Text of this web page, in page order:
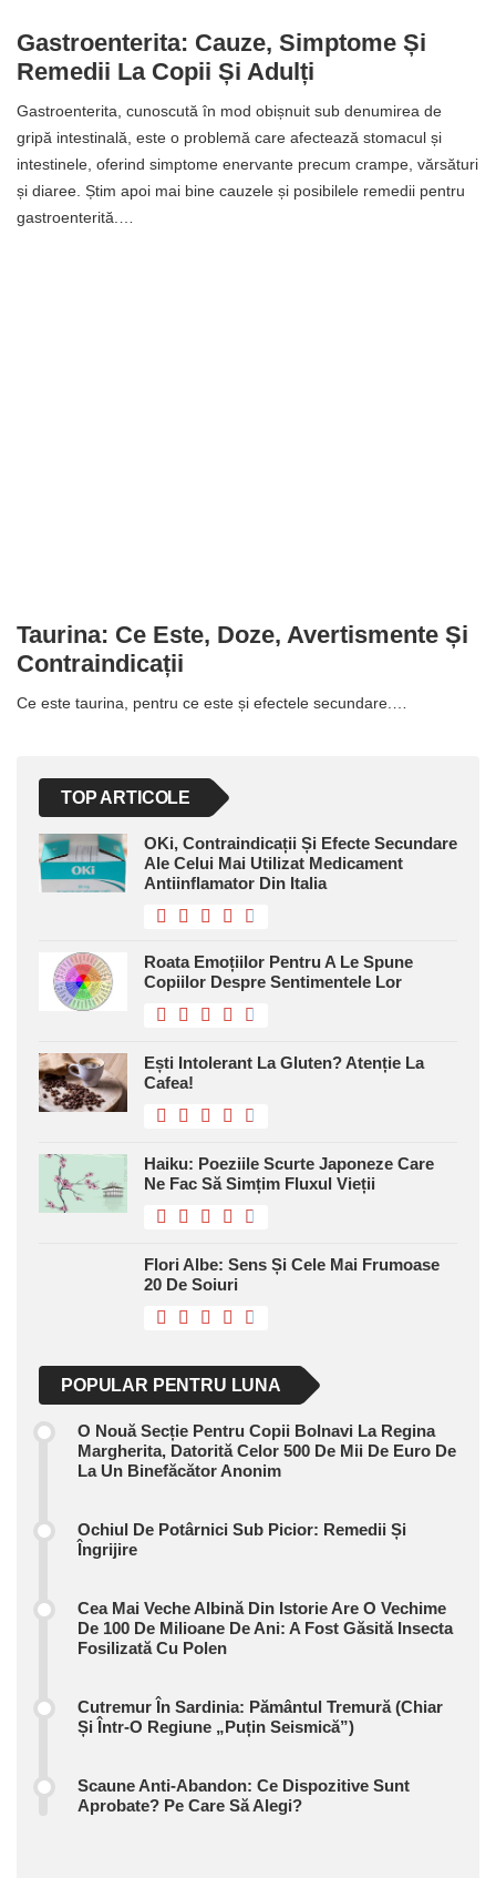
Gastroenterita: Cauze, Simptome Și
Remedii La Copii Și Adulți
Gastroenterita, cunoscută în mod obișnuit sub denumirea de
gripă intestinală, este o problemă care afectează stomacul și
intestinele, oferind simptome enervante precum crampe, vărsături
și diaree. Știm apoi mai bine cauzele și posibilele remedii pentru
gastroenterită.…
Taurina: Ce Este, Doze, Avertismente Și
Contraindicații
Ce este taurina, pentru ce este și efectele secundare.…
TOP ARTICOLE
OKi, Contraindicații Și Efecte Secundare
Ale Celui Mai Utilizat Medicament
Antiinflamator Din Italia
Roata Emoțiilor Pentru A Le Spune
Copiilor Despre Sentimentele Lor
Ești Intolerant La Gluten? Atenție La
Cafea!
Haiku: Poeziile Scurte Japoneze Care
Ne Fac Să Simțim Fluxul Vieții
Flori Albe: Sens Și Cele Mai Frumoase
20 De Soiuri
POPULAR PENTRU LUNA
O Nouă Secție Pentru Copii Bolnavi La Regina
Margherita, Datorită Celor 500 De Mii De Euro De
La Un Binefăcător Anonim
Ochiul De Potârnici Sub Picior: Remedii Și
Îngrijire
Cea Mai Veche Albină Din Istorie Are O Vechime
De 100 De Milioane De Ani: A Fost Găsită Insecta
Fosilizată Cu Polen
Cutremur În Sardinia: Pământul Tremură (chiar
Și Într-O Regiune „puțin Seismică”)
Scaune Anti-Abandon: Ce Dispozitive Sunt
Aprobate? Pe Care Să Alegi?